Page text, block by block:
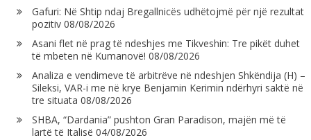
Gafuri: Në Shtip ndaj Bregallnicës udhëtojmë për një rezultat
pozitiv 08/08/2026
Asani flet në prag të ndeshjes me Tikveshin: Tre pikët duhet
të mbeten në Kumanovë! 08/08/2026
Analiza e vendimeve të arbitrëve në ndeshjen Shkëndija (H) –
Sileksi, VAR-i me në krye Benjamin Kerimin ndërhyri saktë në
tre situata 08/08/2026
SHBA, “Dardania” pushton Gran Paradison, majën më të
lartë të Italisë 04/08/2026